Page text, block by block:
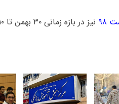
نیز در بازه زمانی ۳۰ بهمن تا ۱۰ اسفندماه صورت می گیرد.